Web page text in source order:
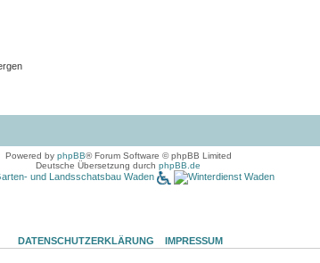
Powered by phpBB® Forum Software © phpBB Limited
Deutsche Übersetzung durch phpBB.de
DATENSCHUTZERKLÄRUNG IMPRESSUM